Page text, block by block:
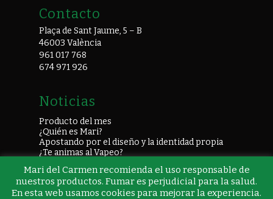
Contacto
Plaça de Sant Jaume, 5 – B
46003 València
961 017 768
674 971 926
Noticias
Producto del mes
¿Quién es Mari?
Apostando por el diseño y la identidad propia
¿Te animas al Vapeo?
Mari del Carmen recomienda el uso responsable de
nuestros productos. Fumar es perjudicial para la salud.
En esta web usamos cookies para mejorar la experiencia.